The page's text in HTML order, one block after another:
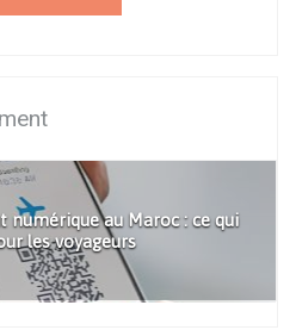
numérique au Maroc : ce qui
les voyageurs